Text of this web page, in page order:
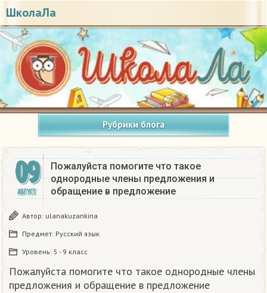
ШколаЛа
Рубрики блога
09
АВГУСТ
Пожалуйста помогите что такое
однородные члены предложения и
обращение в предложение
Автор: ulanakuzankina
Предмет: Русский язык
Уровень: 5 - 9 класс
Пожалуйста помогите что такое однородные члены
предложения и обращение в предложение